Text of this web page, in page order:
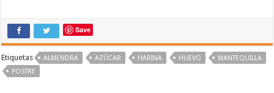
Save
Etiquetas ALMENDRA AZÚCAR HARINA HUEVO
MANTEQUILLA
POSTRE